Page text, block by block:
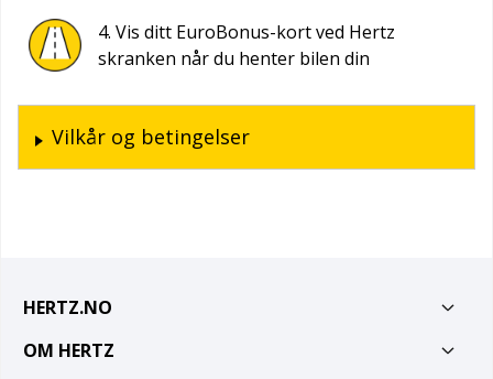
4. Vis ditt EuroBonus-kort ved Hertz
skranken når du henter bilen din
Vilkår og betingelser
HERTZ.NO
OM HERTZ